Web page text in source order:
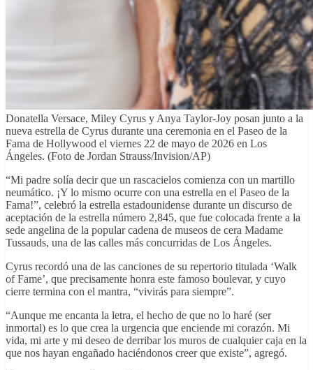
Donatella Versace, Miley Cyrus y Anya Taylor-Joy posan junto a la
nueva estrella de Cyrus durante una ceremonia en el Paseo de la
Fama de Hollywood el viernes 22 de mayo de 2026 en Los
Ángeles. (Foto de Jordan Strauss/Invision/AP)
“Mi padre solía decir que un rascacielos comienza con un martillo
neumático. ¡Y lo mismo ocurre con una estrella en el Paseo de la
Fama!”, celebró la estrella estadounidense durante un discurso de
aceptación de la estrella número 2,845, que fue colocada frente a la
sede angelina de la popular cadena de museos de cera Madame
Tussauds, una de las calles más concurridas de Los Ángeles.
Cyrus recordó una de las canciones de su repertorio titulada ‘Walk
of Fame’, que precisamente honra este famoso boulevar, y cuyo
cierre termina con el mantra, “vivirás para siempre”.
“Aunque me encanta la letra, el hecho de que no lo haré (ser
inmortal) es lo que crea la urgencia que enciende mi corazón. Mi
vida, mi arte y mi deseo de derribar los muros de cualquier caja en la
que nos hayan engañado haciéndonos creer que existe”, agregó.